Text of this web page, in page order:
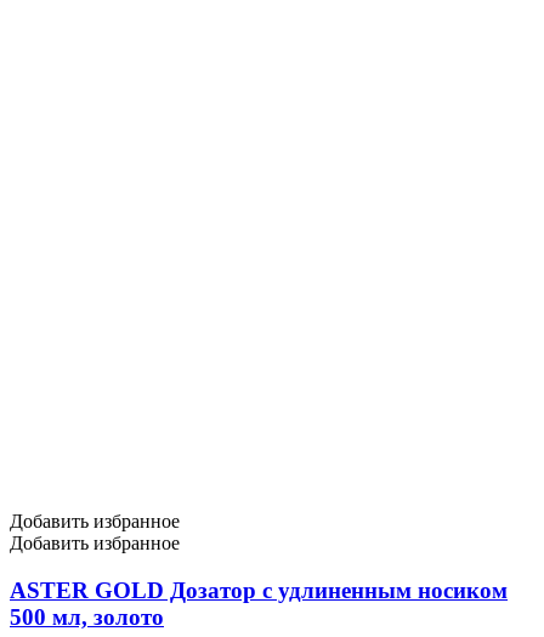
Добавить избранное
Добавить избранное
ASTER GOLD Дозатор с удлиненным носиком
500 мл, золото